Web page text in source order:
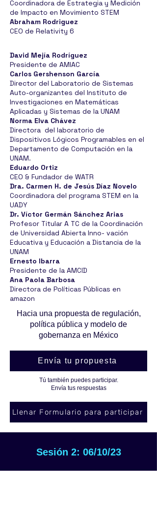
Coordinadora de Estrategia y Medición
de Impacto en Movimiento STEM
Abraham Rodriguez
CEO de Relativity 6
David Mejía Rodríguez
Presidente de AMIAC
Carlos Gershenson García
Director del Laboratorio de Sistemas
Auto-organizantes del Instituto de
Investigaciones en Matemáticas
Aplicadas y Sistemas de la UNAM
Norma Elva Chávez
Directora del laboratorio de
Dispositivos Lógicos Programables en el
Departamento de Computación en la
UNAM.
Eduardo Ortiz
CEO & Fundador de WATR
Dra. Carmen H. de Jesús Díaz Novelo
Coordinadora del programa STEM en la
UADY
Dr. Víctor Germán Sánchez Arias
Profesor Titular A TC de la Coordinación
de Universidad Abierta Inno- vación
Educativa y Educación a Distancia de la
UNAM
Ernesto Ibarra
Presidente de la AMCID
Ana Paola Barbosa
Directora de Políticas Públicas en
amazon
Hacia una propuesta de regulación,
política pública y modelo de
gobernanza en México
Envía tu propuesta
Tú también puedes participar.
Envía tus respuestas
Llenar Formulario para participar
Sesión 2: 06/10/23